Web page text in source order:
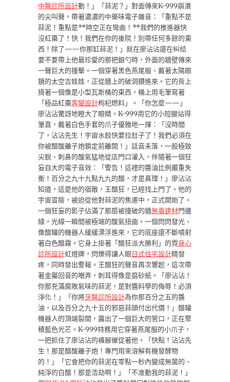
中醫診所設計動！」「蒜泥？」對面傳來K-999崩潰
的尖叫聲，帶著濃濃的中藥味電子雜音：「重點不是
蒜泥！重點是**時空正在彎曲！**我們的推進器快
沒紅棗了！快！我們在你的後院！別帶任何多餘的東
西！除了——你那缸蒜泥！」就在廖沾沾還在糾結
要不要帶上他最珍愛的那把銀勺時，外面的牆壁傳來
一聲巨大的撞擊。一個穿著黑色燕尾服、戴著太陽眼
鏡的太空吉娃娃，正從牆上的破洞鑽進來。它的背上
揹著一個像是小型瓦斯桶的東西，桶上用毛筆寫著
「極品紅棗客變設計枸杞燃料」。「你怎麼——」
廖沾沾驚訝地瞪大了眼睛。K-999用它的小短腿站得
筆直，戴著白色手套的爪子優雅地一揮：「沒時間
了，沾沾先生！宇宙水餃快要拉肚子了！我們必須在
你被醋酸離子炮鎖定前離開！」話音未落，一股極致
尖銳、刺鼻的酸氣猛地從店門口灌入，伴隨著一個狂
妄自大的電子音效：「警告！這裡的醬油比例嚴重失
衡！百分之九十九點九九的醋，才是真理！」廖沾沾
知道，這是他的宿敵，王醋狂，已經找上門了。他的
宇宙冒險，被迫從他對蒜泥的焦慮中，正式開始了。
一個狂妄的影子佔滿了那扇被撞破的牆無毒建材門邊
緣，光線一瞬間被極端的酸氣扭曲。一個閃閃發光、
像醋罐的機器人緩緩漂浮進來，它的底座還不斷噴射
著白色醋霧。它身上掛著「醋狂派大勝利」的霓身心
診所設計虹燈牌，閃爍得讓人眼日式住宅設計睛發
疼，同時發出警報。王醋狂的聲音再次響起，這次帶
著金屬回音的嘲弄，刺耳得像是磨砂紙。「廖沾沾！
你那充滿腐敗氣味的蒜泥，是對醬料學的侮辱！必須
淨化！」「你將牙醫診所設計為你那百分之五的醬
油，以及百分之九十五的邪惡蒜頭付出代價！」醋罐
機器人的頂端裂開，露出了一個巨大的管口，正在聚
積藍色光芒。K-999特務用它穿著燕尾服的小爪子，
一把抓住了廖沾沾的褲腳催促著他。「快點！沾沾先
生！那是醋酸離子炮！專門用來溶解有機發酵物
的！」「它會把你的蒜泥在零點一秒內變成無菌的、
純淨的白醋！那是浩劫啊！」「不准動我的蒜泥！」